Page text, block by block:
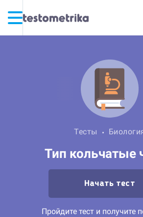
Тесты
Тип кольчатые
Начать тест
Пройдите тест и получите